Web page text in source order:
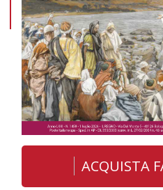
ACQUISTA